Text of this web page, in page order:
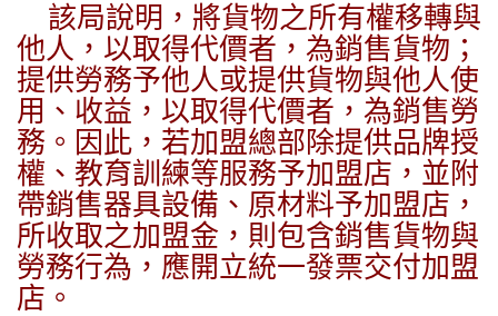
該局說明，將貨物之所有權移轉與
他人，以取得代價者，為銷售貨物；
提供勞務予他人或提供貨物與他人使
用、收益，以取得代價者，為銷售勞
務。因此，若加盟總部除提供品牌授
權、教育訓練等服務予加盟店，並附
帶銷售器具設備、原材料予加盟店，
所收取之加盟金，則包含銷售貨物與
勞務行為，應開立統一發票交付加盟
店。